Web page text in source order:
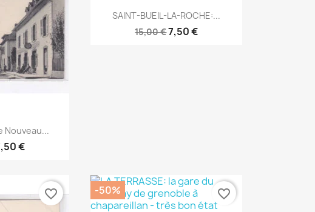
rapide
Nouveau...
€
Aperçu rapide
SAINT-BUEIL-LA-ROCHE:...
15,00 €7,50 €
favorite_border -50% favorite_border